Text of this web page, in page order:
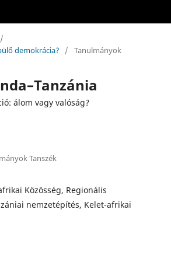
/
demokrácia?
/ Tanulmányok
álom vagy valóság?
Tanszék
Közösség, Regionális
nemzetépítés, Kelet-afrikai